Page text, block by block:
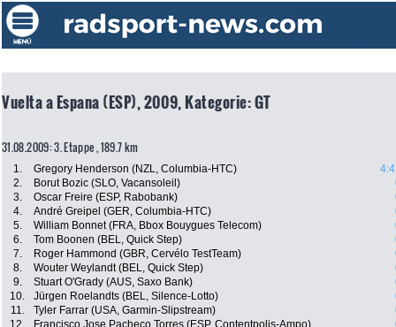
Vuelta a Espana (ESP), 2009, Kategorie: GT
31.08.2009: 3. Etappe , 189.7 km
1. Gregory Henderson (NZL, Columbia-HTC)
2.
Borut Bozic (SLO, Vacansoleil)
3.
Oscar Freire (ESP, Rabobank)
4.
André Greipel (GER, Columbia-HTC)
5.
William Bonnet (FRA, Bbox Bouygues Telecom)
6.
Tom Boonen (BEL, Quick Step)
7.
Roger Hammond (GBR, Cervélo TestTeam)
8.
Wouter Weylandt (BEL, Quick Step)
9.
Stuart O'Grady (AUS, Saxo Bank)
10.
Jürgen Roelandts (BEL, Silence-Lotto)
11.
Tyler Farrar (USA, Garmin-Slipstream)